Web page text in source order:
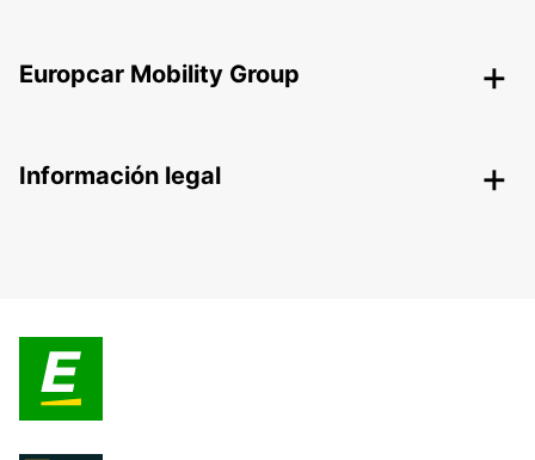
Europcar Mobility Group
Información legal